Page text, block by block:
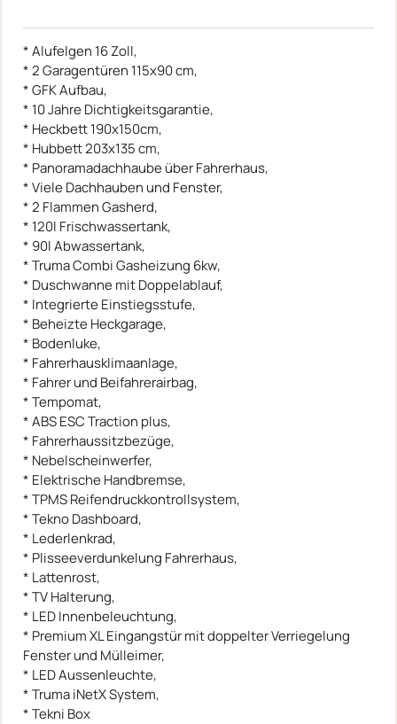
* Alufelgen 16 Zoll,
* 2 Garagentüren 115x90 cm,
* GFK Aufbau,
* 10 Jahre Dichtigkeitsgarantie,
* Heckbett 190x150cm,
* Hubbett 203x135 cm,
* Panoramadachhaube über Fahrerhaus,
* Viele Dachhauben und Fenster,
* 2 Flammen Gasherd,
* 120l Frischwassertank,
* 90l Abwassertank,
* Truma Combi Gasheizung 6kw,
* Duschwanne mit Doppelablauf,
* Integrierte Einstiegsstufe,
* Beheizte Heckgarage,
* Bodenluke,
* Fahrerhausklimaanlage,
* Fahrer und Beifahrerairbag,
* Tempomat,
* ABS ESC Traction plus,
* Fahrerhaussitzbezüge,
* Nebelscheinwerfer,
* Elektrische Handbremse,
* TPMS Reifendruckkontrollsystem,
* Tekno Dashboard,
* Lederlenkrad,
* Plisseeverdunkelung Fahrerhaus,
* Lattenrost,
* TV Halterung,
* LED Innenbeleuchtung,
* Premium XL Eingangstür mit doppelter Verriegelung
Fenster und Mülleimer,
* LED Aussenleuchte,
* Truma iNetX System,
* Tekni Box